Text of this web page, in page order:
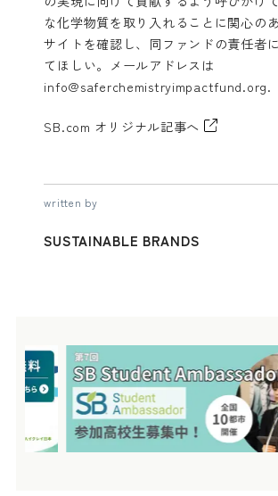
な化学物質を取り入れることに関心の
サイトを確認し、同ファンドの責任者
てほしい。メールアドレスは
info@saferchemistryimpactfund.org.
SB.com オリジナル記事へ
written by
SUSTAINABLE BRANDS